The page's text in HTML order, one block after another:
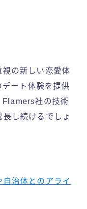
の新しい恋愛体
ート体験を提供
Flamers社の技術
し続けるでしょ
治体とのアライ